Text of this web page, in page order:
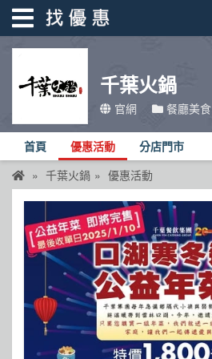
千葉火鍋
官網 餐廳美食
首頁 優惠活動 分店門市
千葉火鍋 優惠活動
找優惠
優惠活動
折價卷
線上DM
找菜單
品牌總覽